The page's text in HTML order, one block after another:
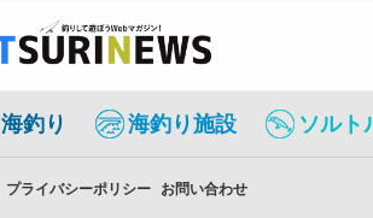
海釣り 海釣り施設 ソルト
プライバシーポリシー お問い合わせ